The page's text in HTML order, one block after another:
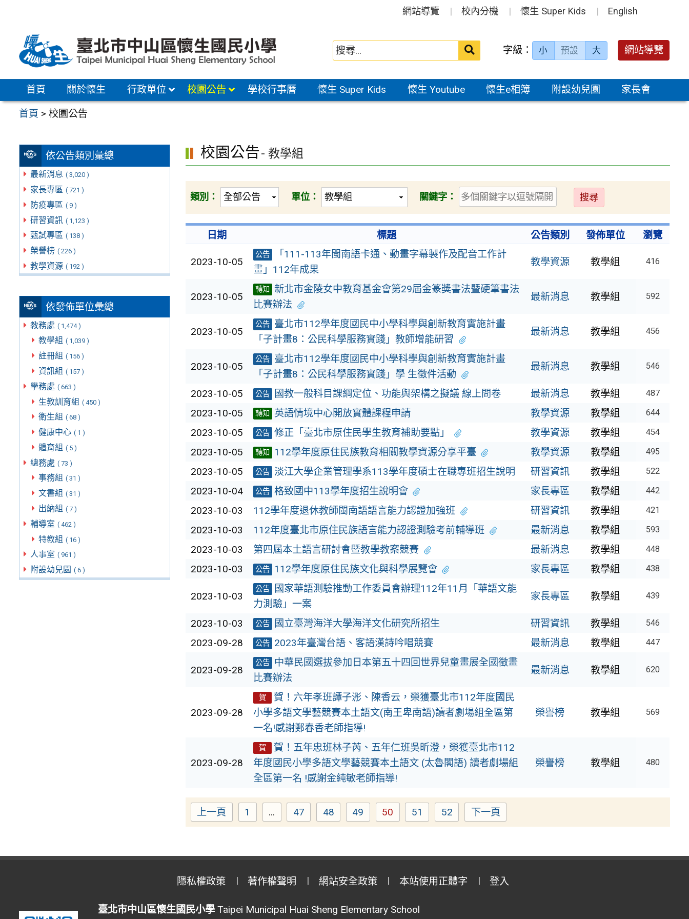
區
網站導覽 校內分機 懷生 Super Kids English
送出 字級： 小 預設 大 網站導覽
首頁 關於懷生 行政單位 校園公告 學校行事曆 懷生 Super Kids 懷生 Youtube 懷生e相簿 附設幼兒園 家長會
首頁 >校園公告
依公告類別彙總
最新消息 ( 3,020 )
家長專區 ( 721 )
防疫專區 ( 9 )
研習資訊 ( 1,123 )
甄試專區 ( 138 )
榮譽榜 ( 226 )
教學資源 ( 192 )
依發佈單位彙總
教務處 ( 1,474 )
教學組 ( 1,039 )
註冊組 ( 156 )
資訊組 ( 157 )
學務處 ( 663 )
生教訓育組 ( 450 )
衛生組 ( 68 )
健康中心 ( 1 )
體育組 ( 5 )
總務處 ( 73 )
事務組 ( 31 )
文書組 ( 31 )
出納組 ( 7 )
輔導室 ( 462 )
特教組 ( 16 )
人事室 ( 961 )
附設幼兒園 ( 6 )
校園公告- 教學組
類別： 單位： 關鍵字：
送
出
日期 標題 公告類別 發佈單位 瀏覽
2023-10-05
公告
「111-113年閩南語卡通、動畫字幕製作及配音工作計
畫」112年成果
教學資源 教學組 416
2023-10-05
轉知
新北市金陵女中教育基金會第29屆金篆獎書法暨硬筆書法
比賽辦法
最新消息 教學組 592
2023-10-05
公告 臺北市112學年度國民中小學科學與創新教育實施計畫
「子計畫8：公民科學服務實踐」教師增能研習
最新消息 教學組 456
2023-10-05
公告 臺北市112學年度國民中小學科學與創新教育實施計畫
「子計畫8：公民科學服務實踐」學 生徵件活動
最新消息 教學組 546
2023-10-05 公告 國教一般科目課綱定位、功能與架構之擬議 線上問卷 最新消息 教學組 487
2023-10-05 轉知 英語情境中心開放實體課程申請 教學資源 教學組 644
2023-10-05 公告 修正「臺北市原住民學生教育補助要點」 教學資源 教學組 454
2023-10-05 轉知 112學年度原住民族教育相關教學資源分享平臺 教學資源 教學組 495
2023-10-05 公告 淡江大學企業管理學系113學年度碩士在職專班招生說明 研習資訊 教學組 522
2023-10-04 公告 格致國中113學年度招生說明會 家長專區 教學組 442
2023-10-03 112學年度退休教師閩南語語言能力認證加強班 研習資訊 教學組 421
2023-10-03 112年度臺北市原住民族語言能力認證測驗考前輔導班 最新消息 教學組 593
2023-10-03 第四屆本土語言研討會暨教學教案競賽 最新消息 教學組 448
2023-10-03 公告 112學年度原住民族文化與科學展覽會 家長專區 教學組 438
2023-10-03
公告
國家華語測驗推動工作委員會辦理112年11月「華語文能
力測驗」一案
家長專區 教學組 439
2023-10-03 公告 國立臺灣海洋大學海洋文化研究所招生 研習資訊 教學組 546
2023-09-28 公告 2023年臺灣台語、客語漢詩吟唱競賽 最新消息 教學組 447
2023-09-28
公告 中華民國選拔參加日本第五十四回世界兒童畫展全國徵畫
比賽辦法
最新消息 教學組 620
2023-09-28
賀
賀！六年孝班譚子浵、陳香云，榮獲臺北市112年度國民
小學多語文學藝競賽本土語文(南王卑南語)讀者劇場組全區第
一名!感謝鄭春香老師指導!
榮譽榜 教學組 569
2023-09-28
賀
賀！五年忠班林子芮、五年仁班吳昕澄，榮獲臺北市112
年度國民小學多語文學藝競賽本土語文 (太魯閣語) 讀者劇場組
全區第一名 !感謝金純敏老師指導!
榮譽榜 教學組 480
上一頁 Page
1 ... Page
47 Page
48 Page
49 Page
50 Page
51 Page
52 下一頁
隱私權政策 著作權聲明 網站安全政策 本站使用正體字 登入
臺北市中山區懷生國民小學Taipei Municipal Huai Sheng Elementary School